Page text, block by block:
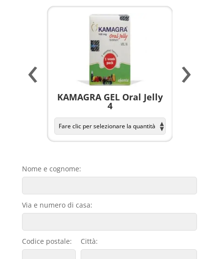
KAMAGRA GEL Oral Jelly
4
‹ ›
Nome e cognome:
Via e numero di casa:
Codice postale: Città: